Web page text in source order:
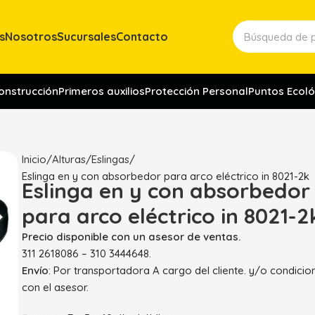
NosotrosSucursalesContacto
Primeros auxiliosProtección PersonalPuntos
Inicio Alturas Eslingas
Eslinga en y con absorbedor para arco eléctrico in 8021-2k
Eslinga en y con absorbedor
para arco eléctrico in 8021-
Precio disponible con un asesor de ventas.
311 2618086 – 310 3444648.
Envío: Por transportadora A cargo del cliente. y/o
con el asesor.